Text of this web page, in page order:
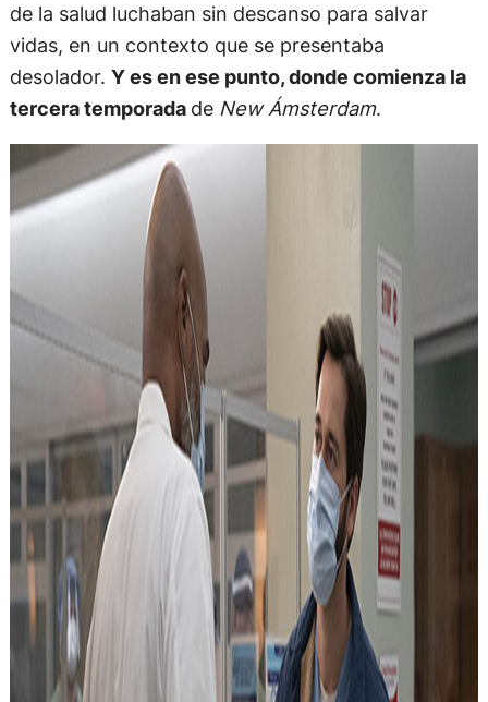
de la salud luchaban sin descanso para salvar
vidas, en un contexto que se presentaba
desolador. Y es en ese punto, donde comienza la
tercera temporada de New Ámsterdam.